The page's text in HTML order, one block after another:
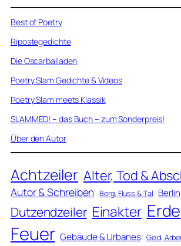
Best of Poetry
Ripostegedichte
Die Oscarballaden
Poetry Slam Gedichte & Videos
Poetry Slam meets Klassik
SLAMMED! – das Buch – zum Sonderpreis!
Über den Autor
Achtzeiler Alter, Tod &
Autor & Schreiben Berg, Fluss & Tal Berlin
Dutzendzeiler Einakter Erde
Feuer Gebäude & Urbanes Geld,